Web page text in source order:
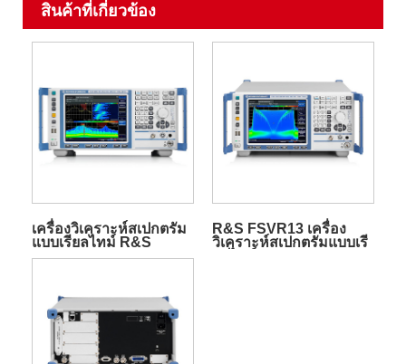
สินค้าที่เกี่ยวข้อง
เครื่องวิเคราะห์สเปกตรัม
แบบเรียลไทม์ R&S
FSVR7
R&S FSVR13 เครื่อง
วิเคราะห์สเปกตรัมแบบเรี